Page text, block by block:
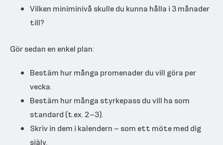
Vilken miniminivå skulle du kunna hålla i 3 månader
till?
Gör sedan en enkel plan:
Bestäm hur många promenader du vill göra per
vecka.
Bestäm hur många styrkepass du vill ha som
standard (t.ex. 2–3).
Skriv in dem i kalendern – som ett möte med dig
själv.